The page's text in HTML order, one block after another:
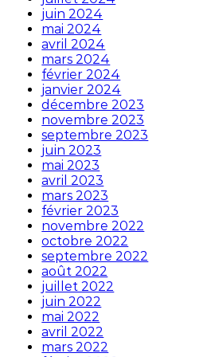
juin 2024
mai 2024
avril 2024
mars 2024
février 2024
janvier 2024
décembre 2023
novembre 2023
septembre 2023
juin 2023
mai 2023
avril 2023
mars 2023
février 2023
novembre 2022
octobre 2022
septembre 2022
août 2022
juillet 2022
juin 2022
mai 2022
avril 2022
mars 2022